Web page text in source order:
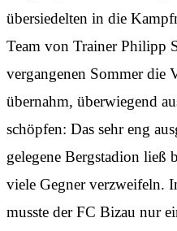
übersiedelten in die
Team von Trainer Philipp
vergangenen Sommer die
übernahm, überwiegend
schöpfen: Das sehr eng
gelegene Bergstadion ließ
viele Gegner verzweifeln.
musste der FC Bizau nur